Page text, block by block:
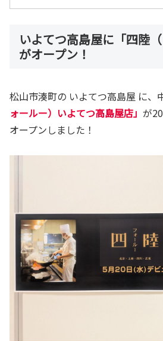
いよてつ高島屋に「四陸（
がオープン！
松山市湊町の いよてつ高島屋 に、
ォールー）いよてつ高島屋店」 が
オープンしました！